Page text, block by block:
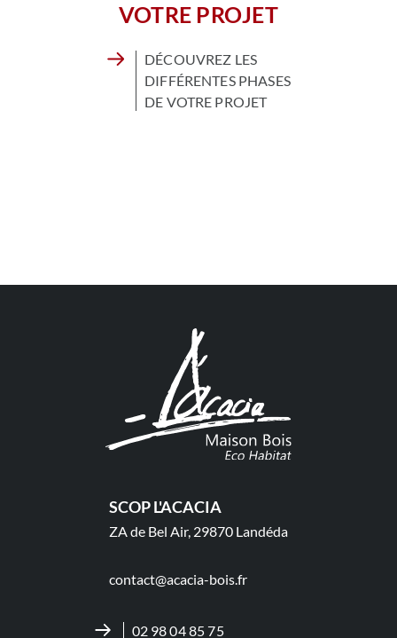
VOTRE PROJET
DÉCOUVREZ LES
DIFFÉRENTES PHASES
DE VOTRE PROJET
SCOP L'ACACIA
ZA de Bel Air, 29870 Landéda
contact@acacia-bois.fr
02 98 04 85 75